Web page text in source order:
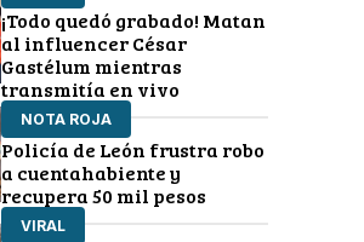
¡Todo quedó grabado! Matan
al influencer César
Gastélum mientras
transmitía en vivo
NOTA ROJA
Policía de León frustra robo
a cuentahabiente y
recupera 50 mil pesos
VIRAL